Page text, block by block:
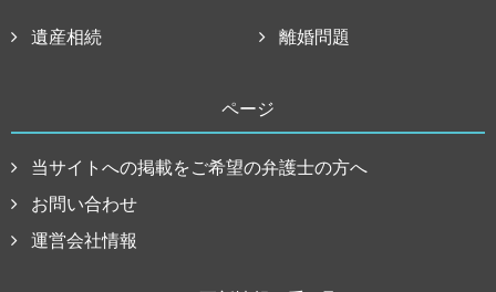
遺産相続 離婚問題
ページ
当サイトへの掲載をご希望の弁護士の方へ
お問い合わせ
運営会社情報